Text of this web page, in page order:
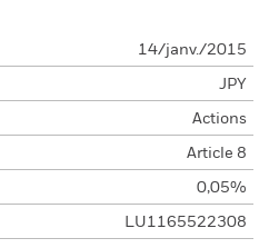
14/janv./2015
JPY
Actions
Article 8
0,05%
LU1165522308